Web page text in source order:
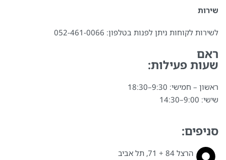
שירות
לשירות לקוחות ניתן לפנות בטלפון: 052-461-0066⁩
ראם
שעות פעילות:
ראשון – חמישי: 9:30–18:30
שישי: 9:00–14:30
סניפים:
הרצל 84 + 71, תל אביב